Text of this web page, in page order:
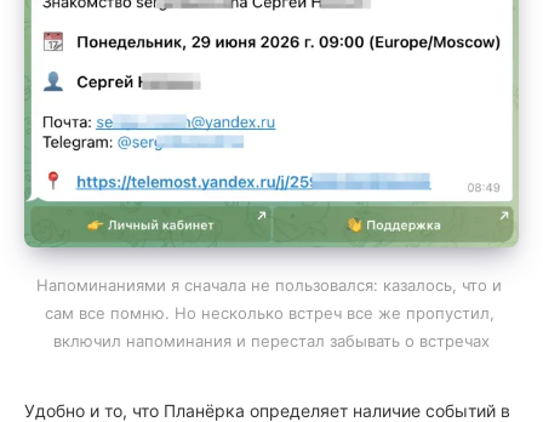
Напоминаниями я сначала не пользовался: казалось, что и
сам все помню. Но несколько встреч все же пропустил,
включил напоминания и перестал забывать о встречах
Удобно и то, что Планёрка определяет наличие событий в